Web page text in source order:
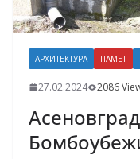
АРХИТЕКТУРА ПАМЕТ
27.02.2024 2086